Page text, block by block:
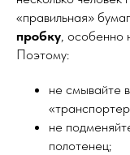
«правильная»
пробку, особенно
Поэтому:
не смывайте
не
полотенец;